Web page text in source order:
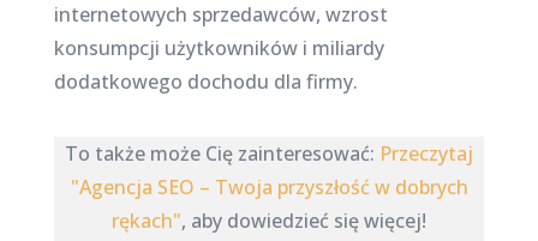
internetowych sprzedawców, wzrost
konsumpcji użytkowników i miliardy
dodatkowego dochodu dla firmy.
To także może Cię zainteresować: Przeczytaj
"Agencja SEO – Twoja przyszłość w dobrych
rękach", aby dowiedzieć się więcej!